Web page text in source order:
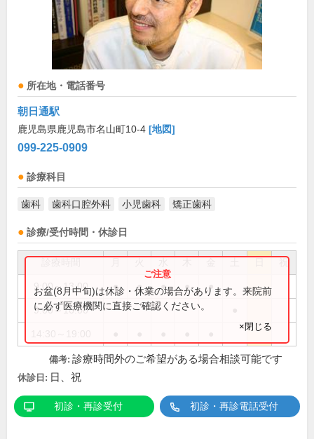
所在地・電話番号
朝日通駅
鹿児島県鹿児島市名山町10-4 [地図]
099-225-0909
診療科目
歯科 歯科口腔外科 小児歯科 矯正歯科
診療/受付時間・休診日
祝
9:00～13:00 ● ● ● ● ●
9:00～16:00
お盆(8月中旬)は休診・休業の場合があります。来院前
に必ず医療機関に直接ご確認ください。
×閉じる
備考: 診療時間外のご希望がある場合相談可能です
休診日: 日、祝
初診・再診受付 初診・再診電話受付